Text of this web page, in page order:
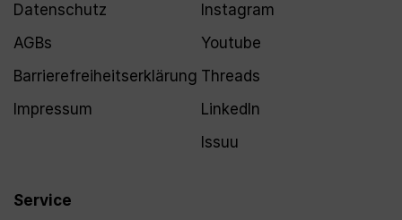
Datenschutz
AGBs
Barrierefreiheitserklärung
Impressum
Service
Instagram
Youtube
Threads
LinkedIn
Issuu